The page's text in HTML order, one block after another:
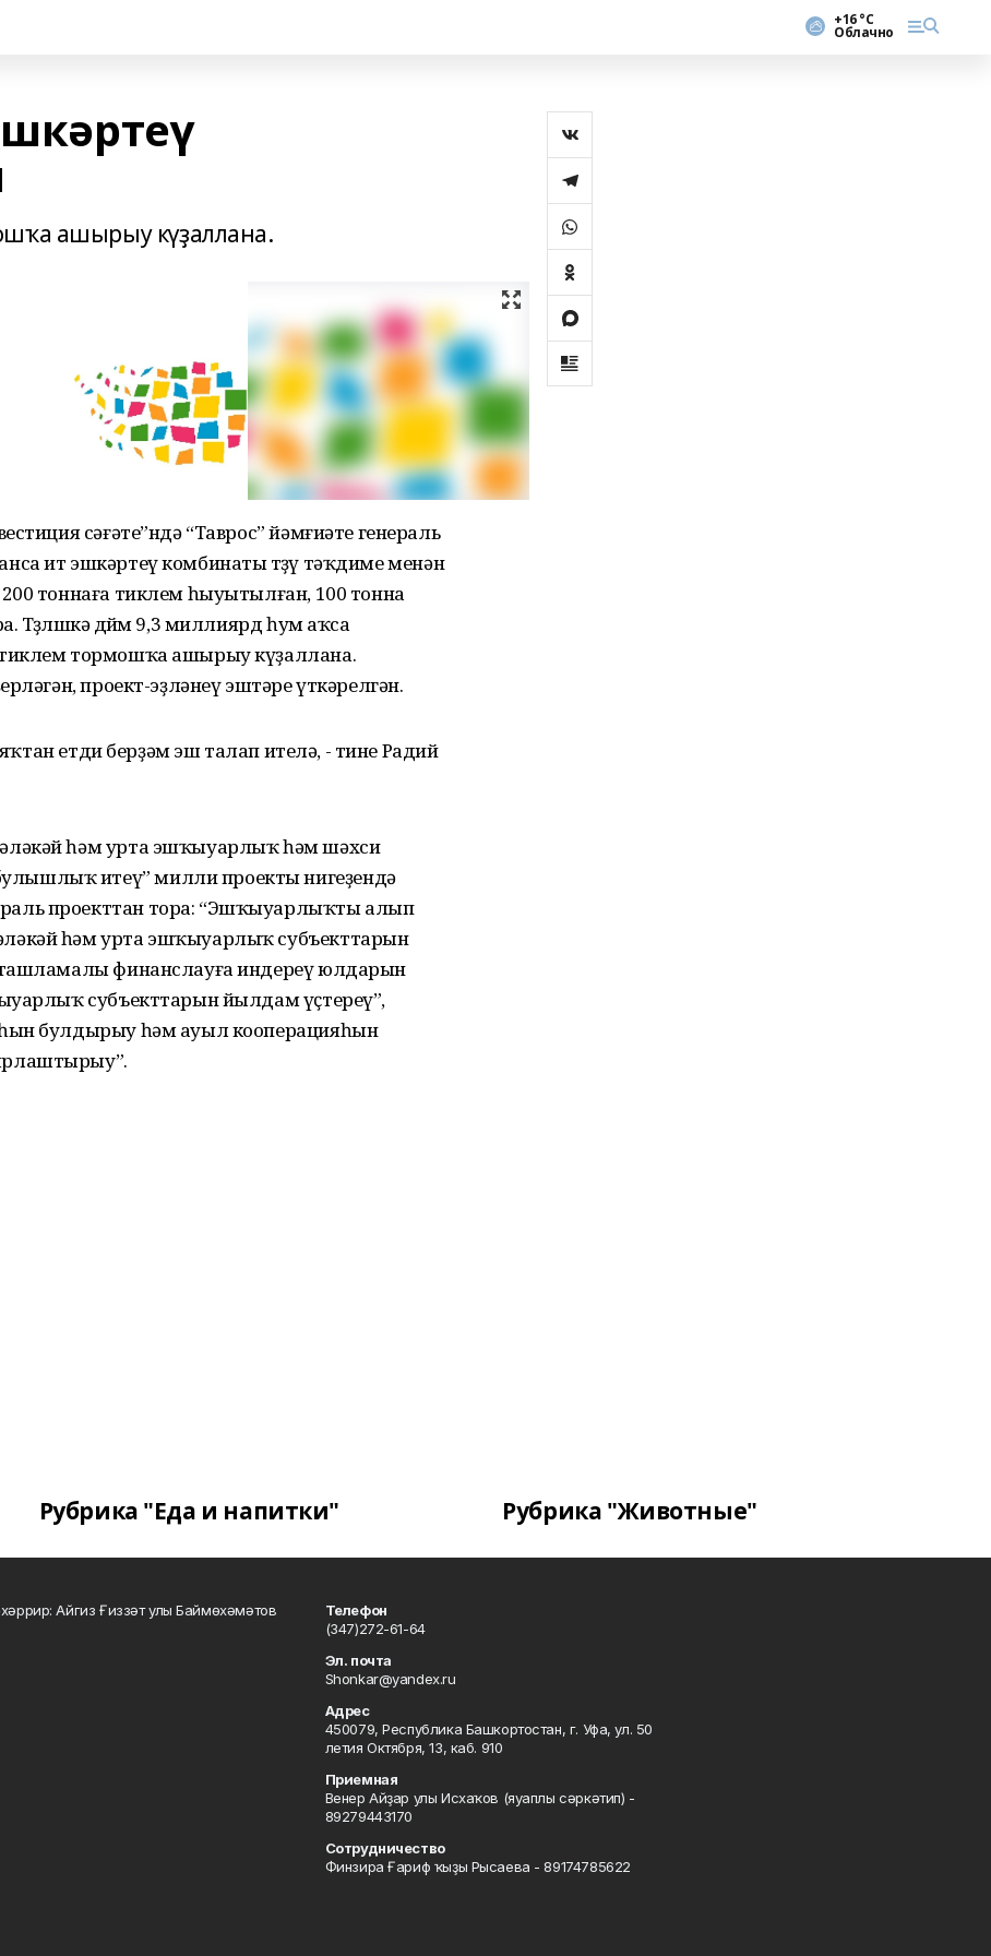
+16 °С
Облачно
ашырыу күҙаллана.
сәғәте”ндә “Таврос” йәмғиәте генераль
ит эшкәртеү комбинаты төҙөү тәҡдиме менән
тоннаға тиклем һыуытылған, 100 тонна
дөйөм 9,3 миллиярд һум аҡса
тормошҡа ашырыу күҙаллана.
проект-эҙләнеү эштәре үткәрелгән.
етди берҙәм эш талап ителә, - тине Радий
һәм урта эшҡыуарлыҡ һәм шәхси
итеү” милли проекты нигеҙендә
проекттан тора: “Эшҡыуарлыҡты алып
һәм урта эшҡыуарлыҡ субъекттарын
финанслауға индереү юлдарын
субъекттарын йылдам үҫтереү”,
булдырыу һәм ауыл кооперацияһын
Рубрика "Еда и напитки" Рубрика "Животные"
Айгиз Ғиззәт улы Баймөхәмәтов
Телефон
(347)272-61-64
Эл. почта
Shonkar@yandex.ru
Адрес
450079, Республика Башкортостан, г. Уфа, ул. 50
летия Октября, 13, каб. 910
Приемная
Венер Айҙар улы Исхаҡов (яуаплы сәркәтип) -
89279443170
Сотрудничество
Финзира Ғариф ҡыҙы Рысаева - 89174785622